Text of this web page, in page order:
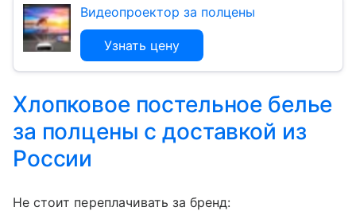
Видеопроектор за полцены
Узнать цену
Хлопковое постельное белье
за полцены с доставкой из
России
Не стоит переплачивать за бренд: